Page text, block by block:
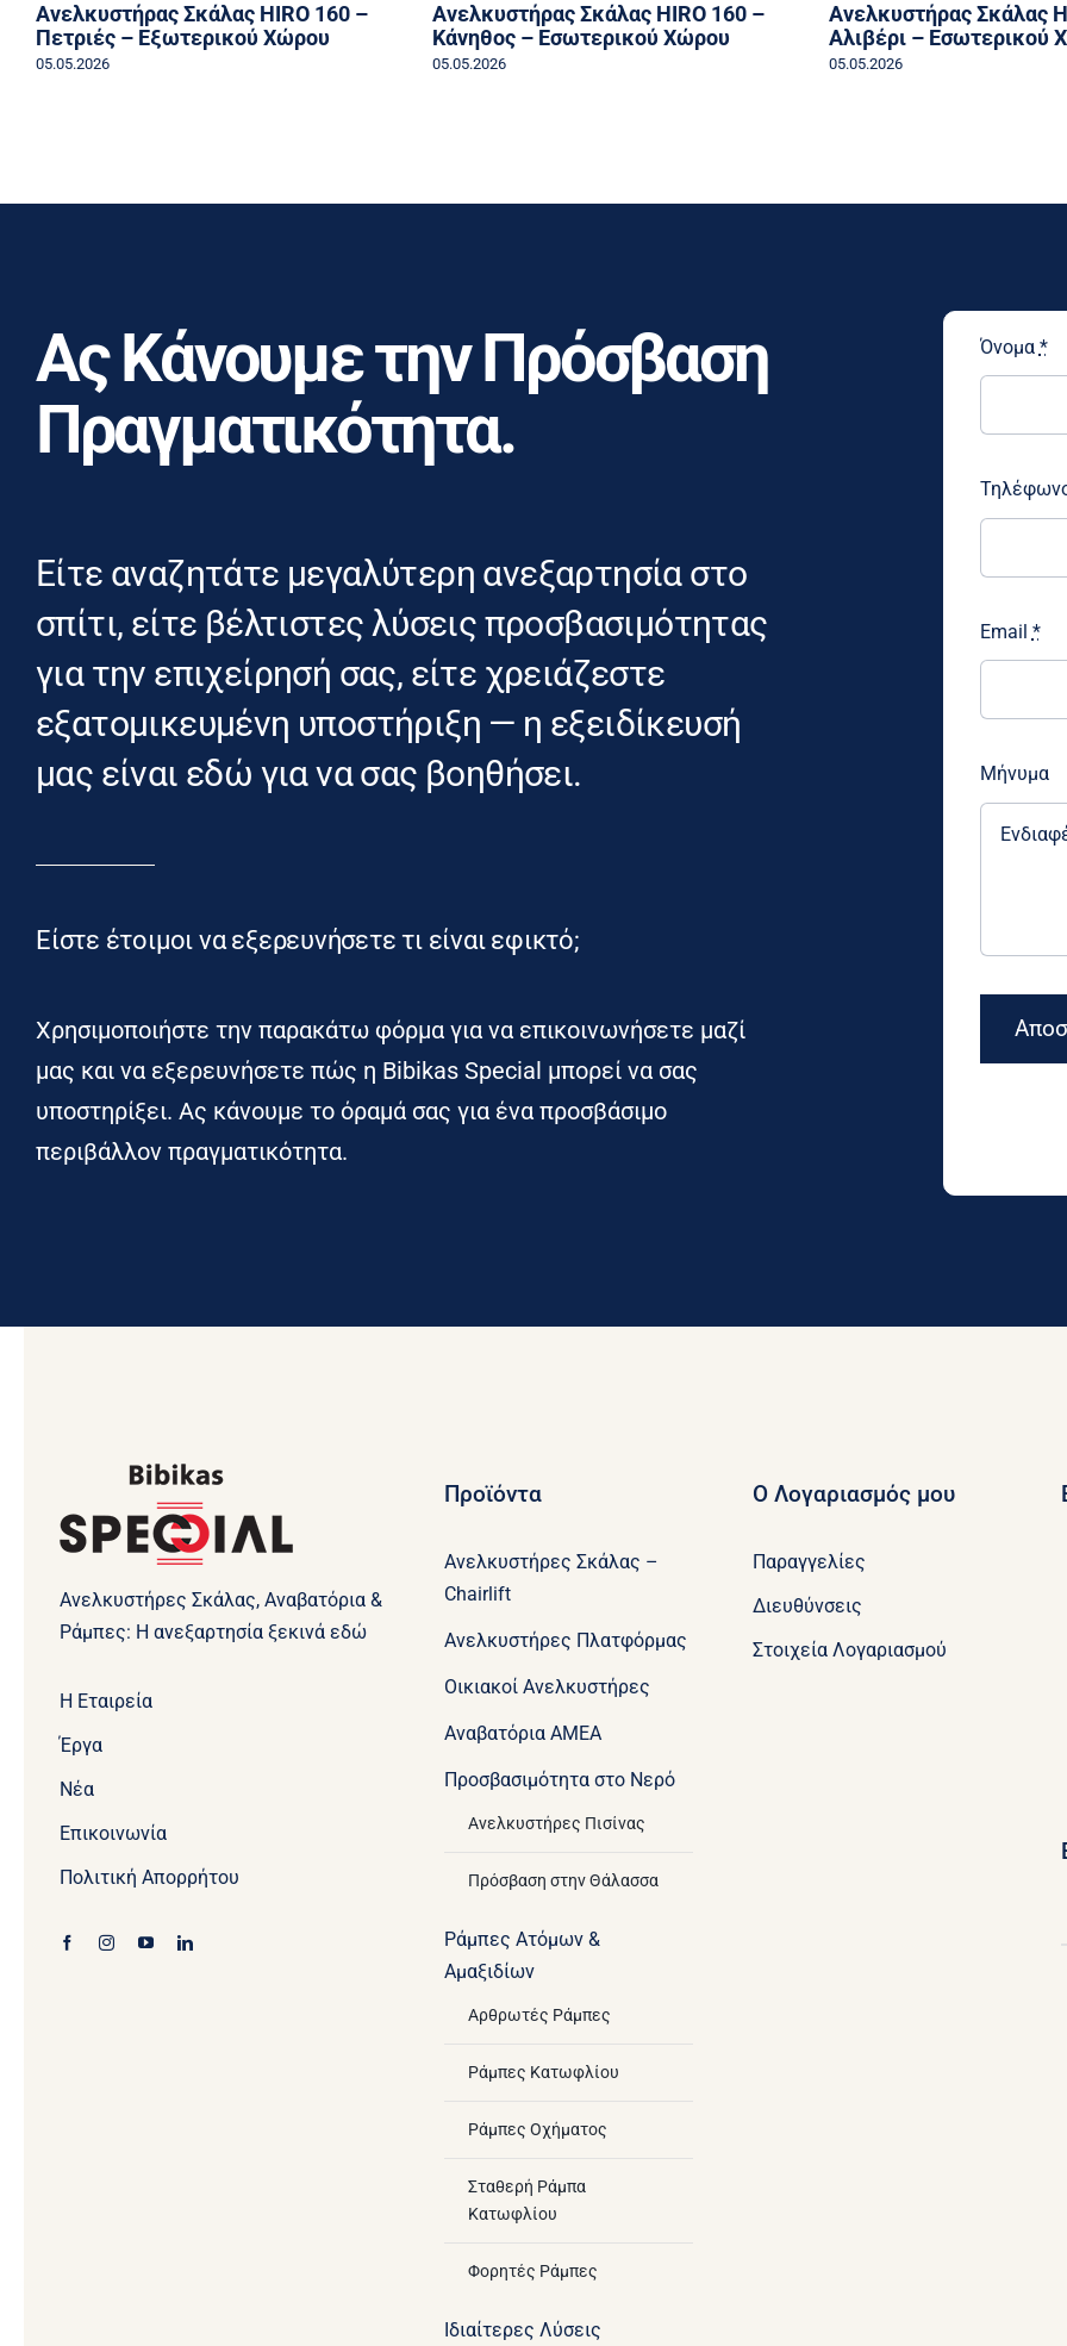
Ανελκυστήρας Σκάλας HIRO 160 –
Πετριές – Εξωτερικού Χώρου
05.05.2026
Ανελκυστήρας Σκάλας HIRO 160 –
Κάνηθος – Εσωτερικού Χώρου
05.05.2026
Ανελκυστήρας Σκάλας
Αλιβέρι – Εσωτερικού
05.05.2026
Ας Κάνουμε την Πρόσβαση
Πραγματικότητα.
Είτε αναζητάτε μεγαλύτερη ανεξαρτησία στο
σπίτι, είτε βέλτιστες λύσεις προσβασιμότητας
για την επιχείρησή σας, είτε χρειάζεστε
εξατομικευμένη υποστήριξη — η εξειδίκευσή
μας είναι εδώ για να σας βοηθήσει.
Είστε έτοιμοι να εξερευνήσετε τι είναι εφικτό;
Χρησιμοποιήστε την παρακάτω φόρμα για να επικοινωνήσετε μαζί
μας και να εξερευνήσετε πώς η Bibikas Special μπορεί να σας
υποστηρίξει. Ας κάνουμε το όραμά σας για ένα προσβάσιμο
περιβάλλον πραγματικότητα.
Όνομα *
Email *
Μήνυμα
Ανελκυστήρες Σκάλας, Αναβατόρια &
Ράμπες: Η ανεξαρτησία ξεκινά εδώ
Η Εταιρεία
Έργα
Νέα
Επικοινωνία
Πολιτική Απορρήτου
Προϊόντα
Ανελκυστήρες Σκάλας –
Chairlift
Ανελκυστήρες Πλατφόρμας
Οικιακοί Ανελκυστήρες
Aναβατόρια ΑΜΕΑ
Προσβασιμότητα στο Νερό
Ανελκυστήρες Πισίνας
Πρόσβαση στην Θάλασσα
Ράμπες Ατόμων &
Αμαξιδίων
Αρθρωτές Ράμπες
Ράμπες Κατωφλίου
Ράμπες Οχήματος
Σταθερή Ράμπα
Κατωφλίου
Φορητές Ράμπες
Ιδιαίτερες Λύσεις
Ο Λογαριασμός μου
Παραγγελίες
Διευθύνσεις
Στοιχεία Λογαριασμού